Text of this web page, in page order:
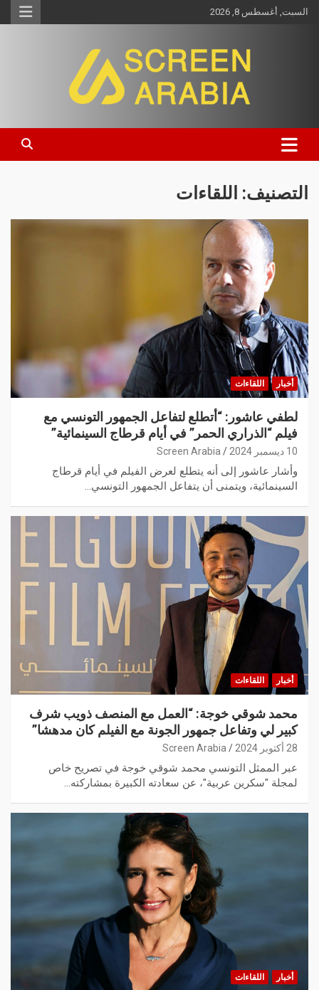
السبت, أغسطس 8, 2026
Screen Arabia
التصنيف: اللقاءات
أخبار اللقاءات
لطفي عاشور: “أتطلع لتفاعل الجمهور التونسي مع
فيلم “الذراري الحمر” في أيام قرطاج السينمائية”
10 ديسمبر 2024 Screen Arabia
وأشار عاشور إلى أنه يتطلع لعرض الفيلم في أيام قرطاج
السينمائية، ويتمنى أن يتفاعل الجمهور التونسي…
أخبار اللقاءات
محمد شوقي خوجة: “العمل مع المنصف ذويب شرف
كبير لي وتفاعل جمهور الجونة مع الفيلم كان مدهشا”
28 أكتوبر 2024 Screen Arabia
عبر الممثل التونسي محمد شوقي خوجة في تصريح خاص
لمجلة "سكرين عربية"، عن سعادته الكبيرة بمشاركته…
أخبار اللقاءات